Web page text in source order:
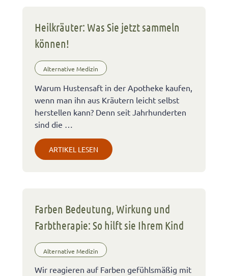
Heilkräuter: Was Sie jetzt sammeln
können!
Alternative Medizin
Warum Hustensaft in der Apotheke kaufen,
wenn man ihn aus Kräutern leicht selbst
herstellen kann? Denn seit Jahrhunderten
sind die …
ARTIKEL LESEN
Farben Bedeutung, Wirkung und
Farbtherapie: So hilft sie Ihrem Kind
Alternative Medizin
Wir reagieren auf Farben gefühlsmäßig mit